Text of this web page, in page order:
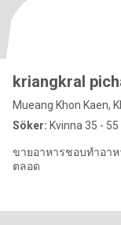
kriangkral
Mueang Khon Kaen,
Söker: Kvinna 35 - 55
ขายอาหารชอบทำอา
ตลอด